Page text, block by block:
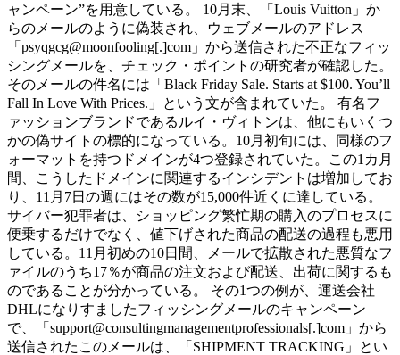
ャンペーン”を用意している。 10月末、「Louis Vuitton」か
らのメールのように偽装され、ウェブメールのアドレス
「psyqgcg@moonfooling[.]com」から送信された不正なフィッ
シングメールを、チェック・ポイントの研究者が確認した。
そのメールの件名には「Black Friday Sale. Starts at $100. You’ll
Fall In Love With Prices.」という文が含まれていた。 有名フ
ァッションブランドであるルイ・ヴィトンは、他にもいくつ
かの偽サイトの標的になっている。10月初旬には、同様のフ
ォーマットを持つドメインが4つ登録されていた。この1カ月
間、こうしたドメインに関連するインシデントは増加してお
り、11月7日の週にはその数が15,000件近くに達している。
サイバー犯罪者は、ショッピング繁忙期の購入のプロセスに
便乗するだけでなく、値下げされた商品の配送の過程も悪用
している。11月初めの10日間、メールで拡散された悪質なフ
ァイルのうち17％が商品の注文および配送、出荷に関するも
のであることが分かっている。 その1つの例が、運送会社
DHLになりすましたフィッシングメールのキャンペーン
で、「support@consultingmanagementprofessionals[.]com」から
送信されたこのメールは、「SHIPMENT TRACKING」とい